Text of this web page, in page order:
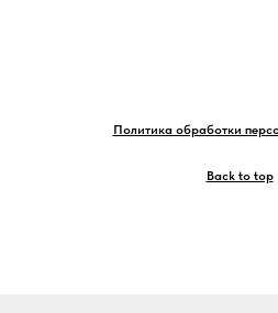
Политика обработки
Back to top